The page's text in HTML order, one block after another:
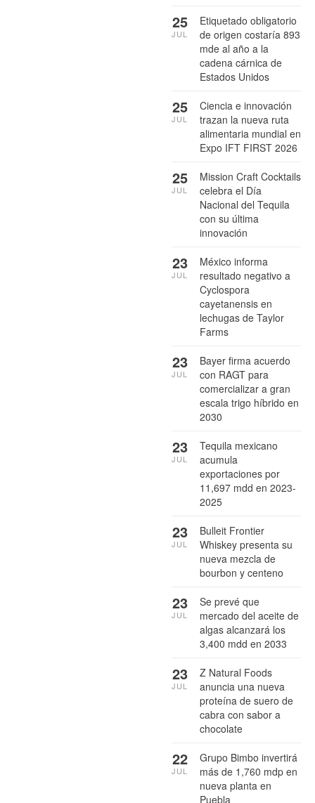
Etiquetado obligatorio
de origen costaría 893
mde al año a la
cadena cárnica de
Estados Unidos
25
JUL
Ciencia e innovación
trazan la nueva ruta
alimentaria mundial en
Expo IFT FIRST 2026
25
JUL
Mission Craft Cocktails
celebra el Día
Nacional del Tequila
con su última
innovación
25
JUL
México informa
resultado negativo a
Cyclospora
cayetanensis en
lechugas de Taylor
Farms
23
JUL
Bayer firma acuerdo
con RAGT para
comercializar a gran
escala trigo híbrido en
2030
23
JUL
Tequila mexicano
acumula
exportaciones por
11,697 mdd en 2023-
2025
23
JUL
Bulleit Frontier
Whiskey presenta su
nueva mezcla de
bourbon y centeno
23
JUL
Se prevé que
mercado del aceite de
algas alcanzará los
3,400 mdd en 2033
23
JUL
Z Natural Foods
anuncia una nueva
proteína de suero de
cabra con sabor a
chocolate
23
JUL
Grupo Bimbo invertirá
más de 1,760 mdp en
nueva planta en
Puebla
22
JUL